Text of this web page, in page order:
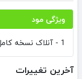
ویژگی مود
1 - آنلاک نسخه کامل بازی
آخرین تغییرات